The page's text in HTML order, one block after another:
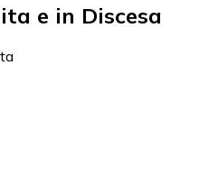
e in Discesa